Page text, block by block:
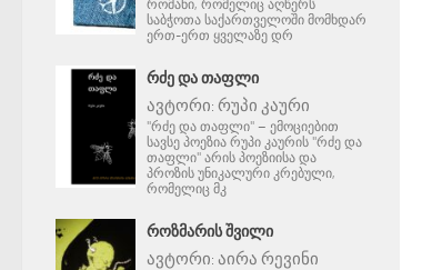
რომანი, რომელიც აღწერს
საბჭოთა საქართველოში მომხდარ
ერთ-ერთ ყველაზე დრ
ᲠᲫᲔ ᲓᲐ ᲗᲐᲤᲚᲘ
ავტორი: რუპი კაური
"რძე და თაფლი" – ემოციებით
სავსე პოეზია რუპი კაურის "რძე და
თაფლი" არის პოეზიისა და
პროზის უნიკალური კრებული,
რომელიც მკ
ᲠᲝᲖᲛᲐᲠᲘᲡ ᲨᲕᲘᲚᲘ
ავტორი: აირა რევინი